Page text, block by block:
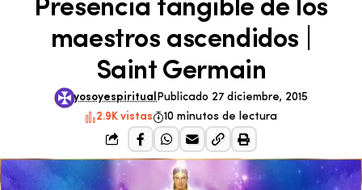
Presencia tangible de los
maestros ascendidos |
Saint Germain
yosoyespiritual Publicado 27 diciembre, 2015
2.9K vistas
10 minutos de lectura